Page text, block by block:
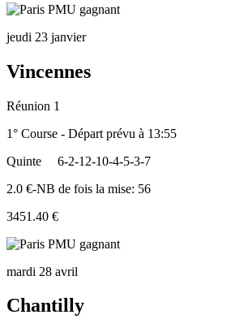
jeudi 23 janvier
Vincennes
Réunion 1
1° Course - Départ prévu à 13:55
Quinte
6-2-12-10-4-5-3-7
2.0 €-NB de fois la mise: 56
3451.40 €
mardi 28 avril
Chantilly